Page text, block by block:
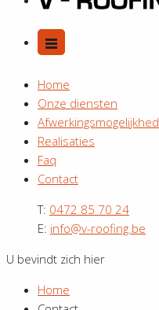
Home
Onze diensten
Realisaties
Faq
Contact
T: 0472 85 70 24
E: info@v-roofing.be
U bevindt zich hier
Home